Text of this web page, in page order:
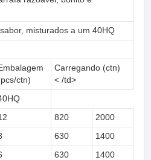
misturados a um 40HQ
ctn)
Carregando (ctn)
< /td>
820 2000
630 1400
630 1400